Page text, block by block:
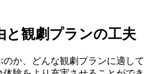
と観劇プランの工夫
か、どんな観劇プランに適して